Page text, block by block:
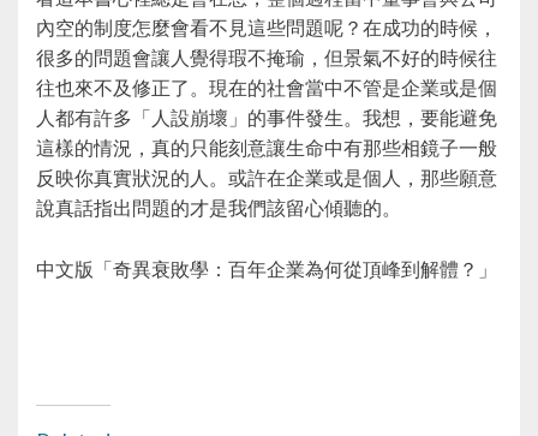
內空的制度怎麼會看不見這些問題呢？在成功的時候，
很多的問題會讓人覺得瑕不掩瑜，但景氣不好的時候往
往也來不及修正了。現在的社會當中不管是企業或是個
人都有許多「人設崩壞」的事件發生。我想，要能避免
這樣的情況，真的只能刻意讓生命中有那些相鏡子一般
反映你真實狀況的人。或許在企業或是個人，那些願意
說真話指出問題的才是我們該留心傾聽的。
中文版「奇異衰敗學：百年企業為何從頂峰到解體？」